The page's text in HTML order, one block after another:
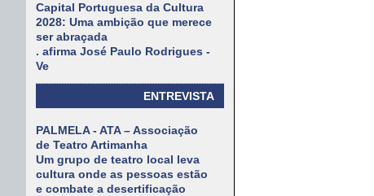
Capital Portuguesa da Cultura
2028: Uma ambição que merece
ser abraçada
. afirma José Paulo Rodrigues -
Ve
ENTREVISTA
PALMELA - ATA – Associação
de Teatro Artimanha
Um grupo de teatro local leva
cultura onde as pessoas estão
e combate a desertificação